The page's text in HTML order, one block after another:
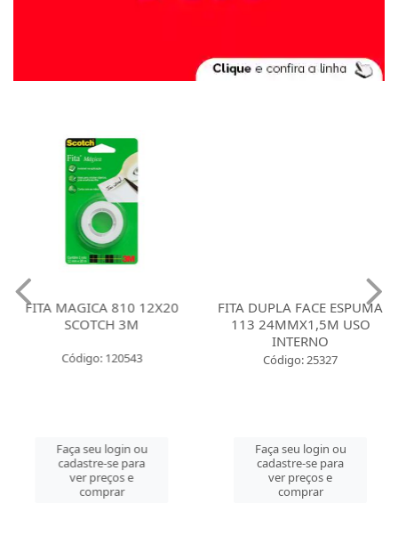
FITA MAGICA 810 12X20
SCOTCH 3M
Código: 120543
Faça seu login ou
cadastre-se para
ver preços e
comprar
FITA DUPLA FACE ESPUMA
113 24MMX1,5M USO
INTERNO
Código: 25327
Faça seu login ou
cadastre-se para
ver preços e
comprar